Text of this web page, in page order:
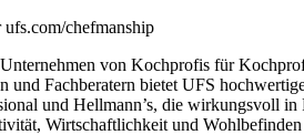
chefmanship
von Kochprofis für
und Fachberatern bietet UFS
und Hellmann’s, die wirkungsvoll
Wirtschaftlichkeit und